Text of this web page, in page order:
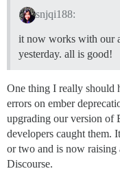
snjqi188:
it now works with our
yesterday. all is good!
One thing I really should
errors on ember
upgrading our version of
developers caught them.
or two and is now raising
Discourse.